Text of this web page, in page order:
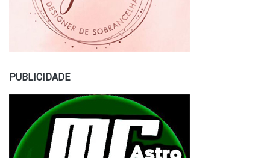
PUBLICIDADE